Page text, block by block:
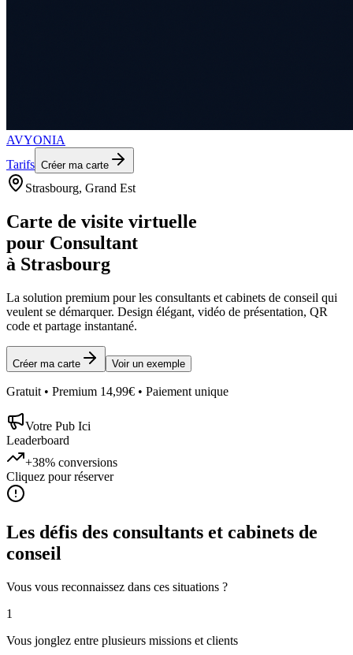
AVYONIA
Tarifs Créer ma carte
Strasbourg, Grand Est
Carte de visite virtuelle
pour Consultant
à Strasbourg
La solution premium pour les consultants et cabinets de conseil qui
veulent se démarquer. Design élégant, vidéo de présentation, QR
code et partage instantané.
Créer ma carte Voir un exemple
Gratuit • Premium 14,99€ • Paiement unique
Votre Pub Ici
Leaderboard
+38% conversions
Cliquez pour réserver
Les défis des consultants et cabinets de
conseil
Vous vous reconnaissez dans ces situations ?
1
Vous jonglez entre plusieurs missions et clients